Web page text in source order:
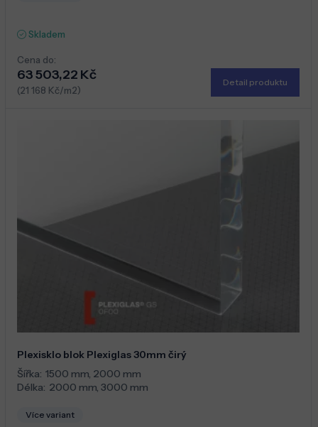
Skladem
Cena do:
63 503,22 Kč
(21 168 Kč/m2)
Detail produktu
Plexisklo blok Plexiglas 30mm čirý
Šířka: 1500 mm, 2000 mm
Délka: 2000 mm, 3000 mm
Více variant